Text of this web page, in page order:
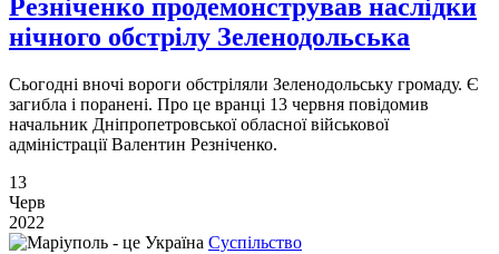
Резніченко продемонстрував наслідки
нічного обстрілу Зеленодольська
Сьогодні вночі вороги обстріляли Зеленодольську громаду. Є
загибла і поранені. Про це вранці 13 червня повідомив
начальник Дніпропетровської обласної військової
адміністрації Валентин Резніченко.
13
Черв
2022
Суспільство